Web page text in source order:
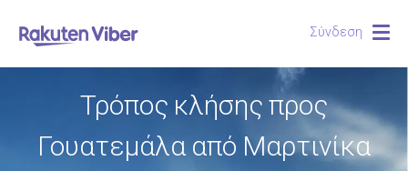
Σύνδεση
Τρόπος κλήσης προς
Γουατεμάλα από Μαρτινίκα